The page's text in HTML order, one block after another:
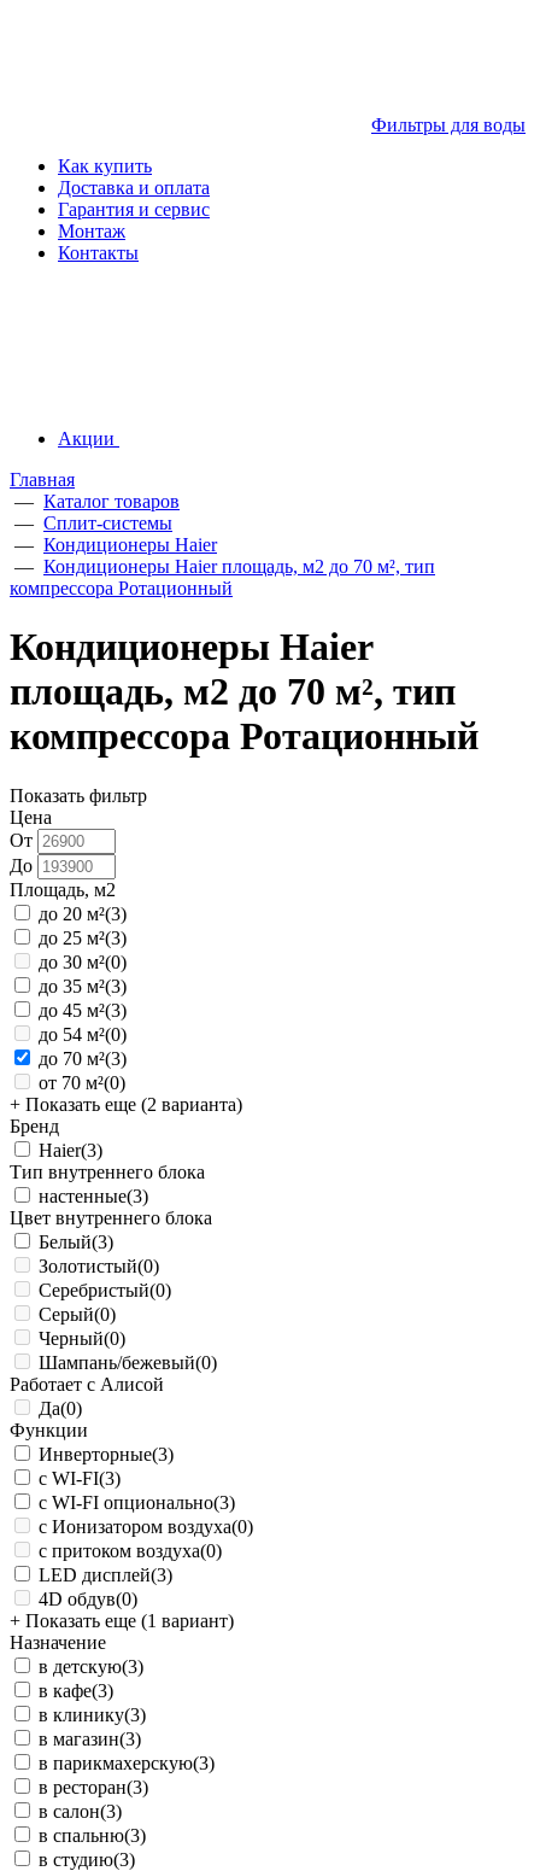
Фильтры для воды
Как купить
Доставка и оплата
Гарантия и сервис
Монтаж
Контакты
Акции
Главная
— Каталог товаров
— Сплит-системы
— Кондиционеры Haier
— Кондиционеры Haier площадь, м2 до 70 м², тип
компрессора Ротационный
Кондиционеры Haier
площадь, м2 до 70 м², тип
компрессора Ротационный
Показать фильтр
Цена
От
До
Площадь, м2
до 20 м²(3)
до 25 м²(3)
до 30 м²(0)
до 35 м²(3)
до 45 м²(3)
до 54 м²(0)
до 70 м²(3)
от 70 м²(0)
+ Показать еще (2 варианта)
Бренд
Haier(3)
Тип внутреннего блока
настенные(3)
Цвет внутреннего блока
Белый(3)
Золотистый(0)
Серебристый(0)
Серый(0)
Черный(0)
Шампань/бежевый(0)
Работает с Алисой
Да(0)
Функции
Инверторные(3)
с WI-FI(3)
с WI-FI опционально(3)
с Ионизатором воздуха(0)
с притоком воздуха(0)
LED дисплей(3)
4D обдув(0)
+ Показать еще (1 вариант)
Назначение
в детскую(3)
в кафе(3)
в клинику(3)
в магазин(3)
в парикмахерскую(3)
в ресторан(3)
в салон(3)
в спальню(3)
в студию(3)